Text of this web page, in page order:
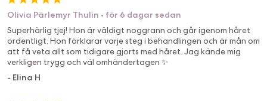
Olivia Pärlemyr Thulin • för 6 dagar sedan
Superhärlig tjej! Hon är väldigt noggrann och går igenom håret
ordentligt. Hon förklarar varje steg i behandlingen och är mån om
att få veta allt som tidigare gjorts med håret. Jag kände mig
verkligen trygg och väl omhändertagen ✨️
- Elina H